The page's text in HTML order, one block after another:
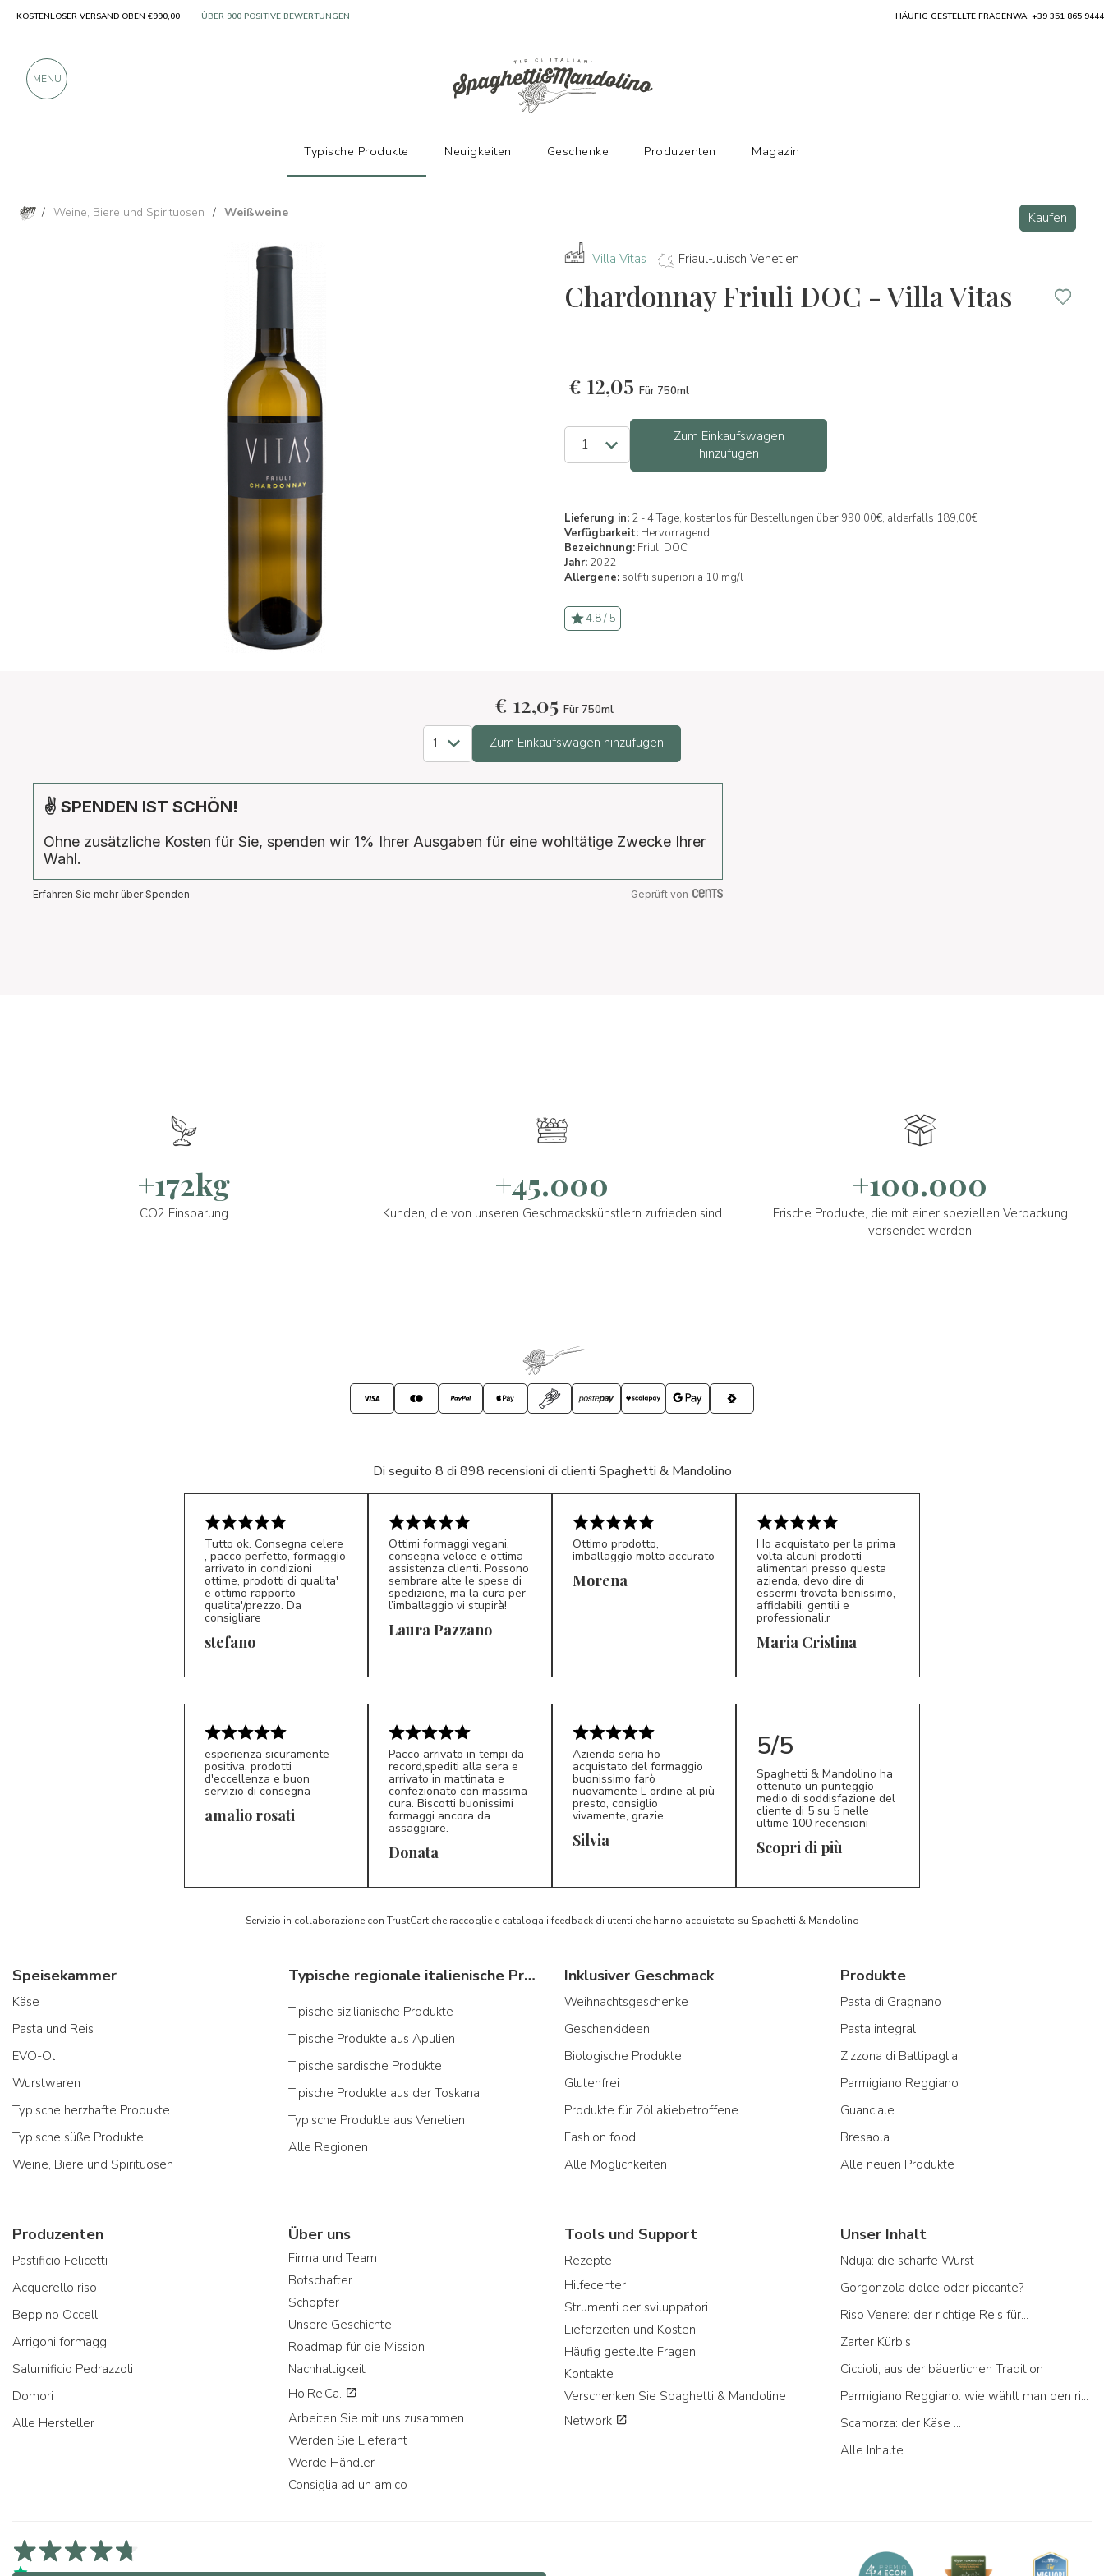
/ Weine, Biere und Spirituosen / Weißweine Kaufen
Villa Vitas Friaul-Julisch Venetien
Chardonnay Friuli DOC - Villa Vitas
€ 12,05 Für 750ml
Zum Einkaufswagen
hinzufügen
Lieferung in: 2 - 4 Tage, kostenlos für Bestellungen über 990,00€, alderfalls 189,00€
Verfügbarkeit: Hervorragend
Bezeichnung: Friuli DOC
Jahr: 2022
Allergene: solfiti superiori a 10 mg/l
4.8 / 5
€ 12,05 Für 750ml
Zum Einkaufswagen hinzufügen
✌ SPENDEN IST SCHÖN!
Ohne zusätzliche Kosten für Sie, spenden wir 1% Ihrer Ausgaben für eine wohltätige Zwecke Ihrer
Wahl.
Erfahren Sie mehr über Spenden Geprüft von
+172kg
CO2 Einsparung
+45.000
Kunden, die von unseren Geschmackskünstlern zufrieden sind
+100.000
Frische Produkte, die mit einer speziellen Verpackung
versendet werden
Di seguito 8 di 898 recensioni di clienti Spaghetti & Mandolino
S*
Tutto ok. Consegna celere
, pacco perfetto, formaggio
arrivato in condizioni
ottime, prodotti di qualita'
e ottimo rapporto
qualita'/prezzo. Da
consigliare
stefano LP 5/5
Ottimi formaggi vegani,
consegna veloce e ottima
assistenza clienti. Possono
sembrare alte le spese di
spedizione, ma la cura per
l’imballaggio vi stupirà!
Laura Pazzano
Ottimo prodotto,
imballaggio molto accurato
Morena
MC 5/5
Ho acquistato per la prima
volta alcuni prodotti
alimentari presso questa
azienda, devo dire di
essermi trovata benissimo,
affidabili, gentili e
professionali.r
Maria Cristina
esperienza sicuramente
positiva, prodotti
d'eccellenza e buon
servizio di consegna
amalio rosati
D*
Pacco arrivato in tempi da
record,spediti alla sera e
arrivato in mattinata e
confezionato con massima
cura. Biscotti buonissimi
formaggi ancora da
assaggiare.
Donata S*
Azienda seria ho
acquistato del formaggio
buonissimo farò
nuovamente L ordine al più
presto, consiglio
vivamente, grazie.
Silvia
5/5
Spaghetti & Mandolino ha
ottenuto un punteggio
medio di soddisfazione del
cliente di 5 su 5 nelle
ultime 100 recensioni
Scopri di più
Servizio in collaborazione con TrustCart che raccoglie e cataloga i feedback di utenti che hanno acquistato su Spaghetti & Mandolino
Speisekammer
Käse
Pasta und Reis
EVO-Öl
Wurstwaren
Typische herzhafte Produkte
Typische süße Produkte
Weine, Biere und Spirituosen
Typische regionale italienische Produkte
Tipische sizilianische Produkte
Tipische Produkte aus Apulien
Tipische sardische Produkte
Tipische Produkte aus der Toskana
Typische Produkte aus Venetien
Alle Regionen
Inklusiver Geschmack
Weihnachtsgeschenke
Geschenkideen
Biologische Produkte
Glutenfrei
Produkte für Zöliakiebetroffene
Fashion food
Alle Möglichkeiten
Produkte
Pasta di Gragnano
Pasta integral
Zizzona di Battipaglia
Parmigiano Reggiano
Guanciale
Bresaola
Alle neuen Produkte
Produzenten
Pastificio Felicetti
Acquerello riso
Beppino Occelli
Arrigoni formaggi
Salumificio Pedrazzoli
Domori
Alle Hersteller
Über uns
Firma und Team
Botschafter
Schöpfer
Unsere Geschichte
Roadmap für die Mission
Nachhaltigkeit
Ho.Re.Ca.
Arbeiten Sie mit uns zusammen
Werden Sie Lieferant
Werde Händler
Consiglia ad un amico
Tools und Support
Rezepte
Hilfecenter
Strumenti per sviluppatori
Lieferzeiten und Kosten
Häufig gestellte Fragen
Kontakte
Verschenken Sie Spaghetti & Mandoline
Network
Unser Inhalt
Nduja: die scharfe Wurst
Gorgonzola dolce oder piccante?
Riso Venere: der richtige Reis für...
Zarter Kürbis
Ciccioli, aus der bäuerlichen Tradition
Parmigiano Reggiano: wie wählt man den richtigen aus
Scamorza: der Käse ...
Alle Inhalte
KOSTENLOSER VERSAND OBEN €990,00 NUR PRODUKTE VON AUSGEZEICHNETEN HERSTELLERN HÄUFIG GESTELLTE FRAGENWA: +39 351 865 9444
MENU
Typische Produkte Neuigkeiten Geschenke Produzenten Magazin